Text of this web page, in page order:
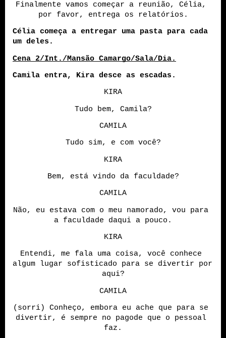
Finalmente vamos começar a reunião, Célia,
por favor, entrega os relatórios.
Célia começa a entregar uma pasta para cada
um deles.
Cena 2/Int./Mansão Camargo/Sala/Dia.
Camila entra, Kira desce as escadas.
KIRA
Tudo bem, Camila?
CAMILA
Tudo sim, e com você?
KIRA
Bem, está vindo da faculdade?
CAMILA
Não, eu estava com o meu namorado, vou para
a faculdade daqui a pouco.
KIRA
Entendi, me fala uma coisa, você conhece
algum lugar sofisticado para se divertir por
aqui?
CAMILA
(sorri) Conheço, embora eu ache que para se
divertir, é sempre no pagode que o pessoal
faz.